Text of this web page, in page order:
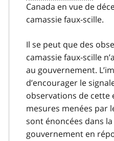
Canada en vue de
camassie faux-scille.
Il se peut que des
camassie faux-scille
au gouvernement.
d’encourager le
observations de cette
mesures menées par
sont énoncées dans
gouvernement en